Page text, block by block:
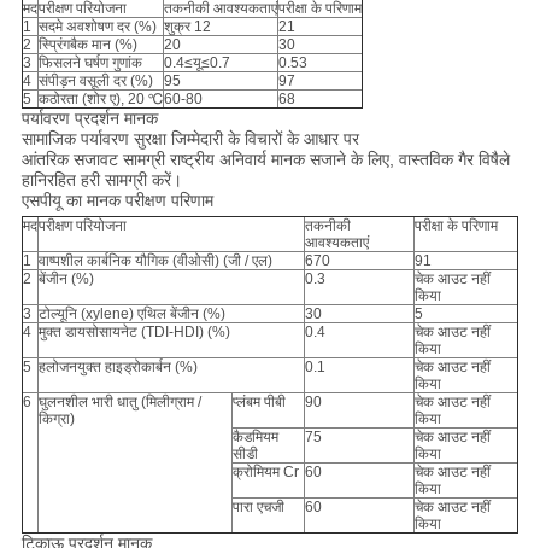
मदपरीक्षण परियोजना तकनीकी आवश्यकताएंपरीक्षा के परिणाम
1 सदमे अवशोषण दर (%) शुक्र 12
21
2 स्प्रिंगबैक मान (%) 20
30
3 फिसलने घर्षण गुणांक 0.4≤यू≤0.7
0.53
4 संपीड़न वसूली दर (%) 95
97
5 कठोरता (शोर ए), 20 ℃60-80 68
पर्यावरण प्रदर्शन मानक
सामाजिक पर्यावरण सुरक्षा जिम्मेदारी के विचारों के आधार पर
आंतरिक सजावट सामग्री राष्ट्रीय अनिवार्य मानक सजाने के लिए, वास्तविक गैर विषैले
हानिरहित हरी सामग्री करें।
एसपीयू का मानक परीक्षण परिणाम
मदपरीक्षण परियोजना
तकनीकी
आवश्यकताएं
परीक्षा के परिणाम
1 वाष्पशील कार्बनिक यौगिक (वीओसी) (जी / एल) 670
91
2 बेंजीन (%) 0.3
चेक आउट नहीं
किया
3 टोल्यूनि (xylene) एथिल बेंजीन (%) 30
5
4 मुक्त डायसोसायनेट (TDI-HDI) (%) 0.4
चेक आउट नहीं
किया
5 हलोजनयुक्त हाइड्रोकार्बन (%) 0.1
चेक आउट नहीं
किया
6 घुलनशील भारी धातु (मिलीग्राम /
किग्रा)
प्लंबम पीबी 90
चेक आउट नहीं
किया
कैडमियम
सीडी
75
चेक आउट नहीं
किया
क्रोमियम Cr 60
चेक आउट नहीं
किया
पारा एचजी
60
चेक आउट नहीं
किया
टिकाऊ प्रदर्शन मानक